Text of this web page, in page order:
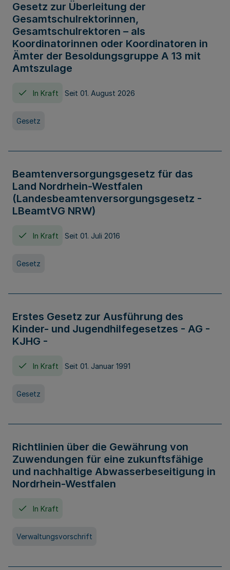
Gesetz zur Überleitung der
Gesamtschulrektorinnen,
Gesamtschulrektoren – als
Koordinatorinnen oder Koordinatoren in
Ämter der Besoldungsgruppe A 13 mit
Amtszulage
In Kraft Seit 01. August 2026
Gesetz
Beamtenversorgungsgesetz für das
Land Nordrhein-Westfalen
(Landesbeamtenversorgungsgesetz -
LBeamtVG NRW)
In Kraft Seit 01. Juli 2016
Gesetz
Erstes Gesetz zur Ausführung des
Kinder- und Jugendhilfegesetzes - AG -
KJHG -
In Kraft Seit 01. Januar 1991
Gesetz
Richtlinien über die Gewährung von
Zuwendungen für eine zukunftsfähige
und nachhaltige Abwasserbeseitigung in
Nordrhein-Westfalen
In Kraft
Verwaltungsvorschrift